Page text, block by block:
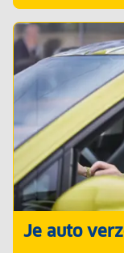
Je auto